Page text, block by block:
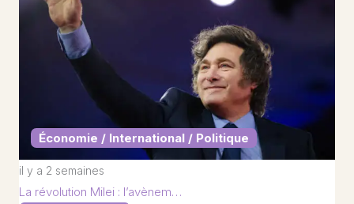
Économie / International / Politique
il y a 2 semaines
La révolution Milei : l’avènem…